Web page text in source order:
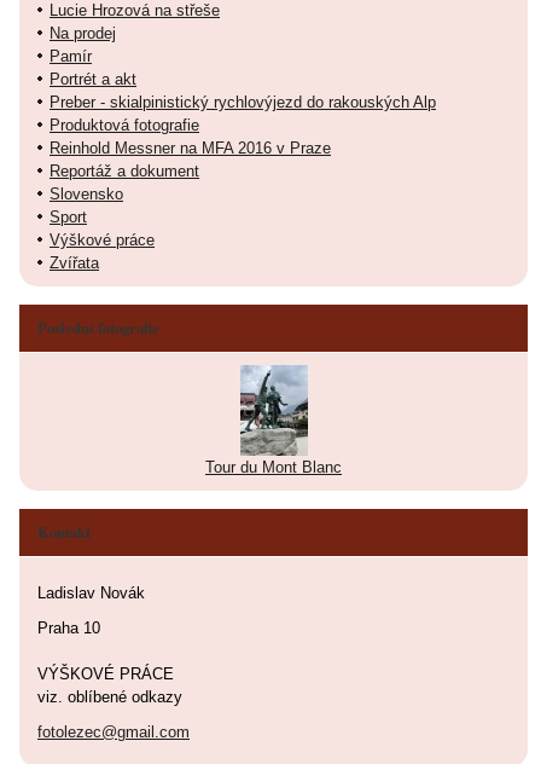
Lucie Hrozová na střeše
Na prodej
Pamír
Portrét a akt
Preber - skialpinistický rychlovýjezd do rakouských Alp
Produktová fotografie
Reinhold Messner na MFA 2016 v Praze
Reportáž a dokument
Slovensko
Sport
Výškové práce
Zvířata
Poslední fotografie
Tour du Mont Blanc
Kontakt
Ladislav Novák
Praha 10
VÝŠKOVÉ PRÁCE
viz. oblíbené odkazy
fotolezec@gmail.com